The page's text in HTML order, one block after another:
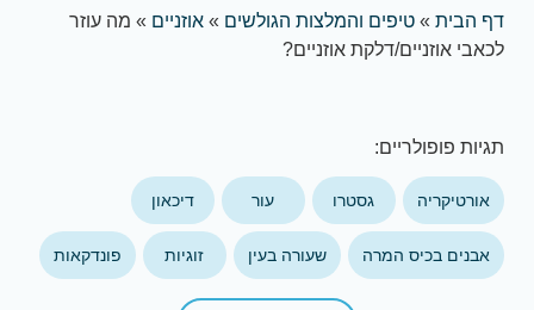
דף הבית» טיפים והמלצות הגולשים » אוזניים » מה עוזר
לכאבי אוזניים/דלקת אוזניים?
תגיות פופולריים:
אורטיקריה גסטרו עור דיכאון
אבנים בכיס המרה שעורה בעין זוגיות פונדקאות